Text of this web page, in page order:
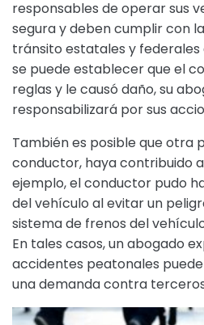
responsables de operar sus
segura y deben cumplir con
tránsito estatales y federales
se puede establecer que el
reglas y le causó daño, su
responsabilizará por sus
También es posible que otra
conductor, haya contribuido
ejemplo, el conductor pudo
del vehículo al evitar un
sistema de frenos del
En tales casos, un abogado
accidentes peatonales
una demanda contra